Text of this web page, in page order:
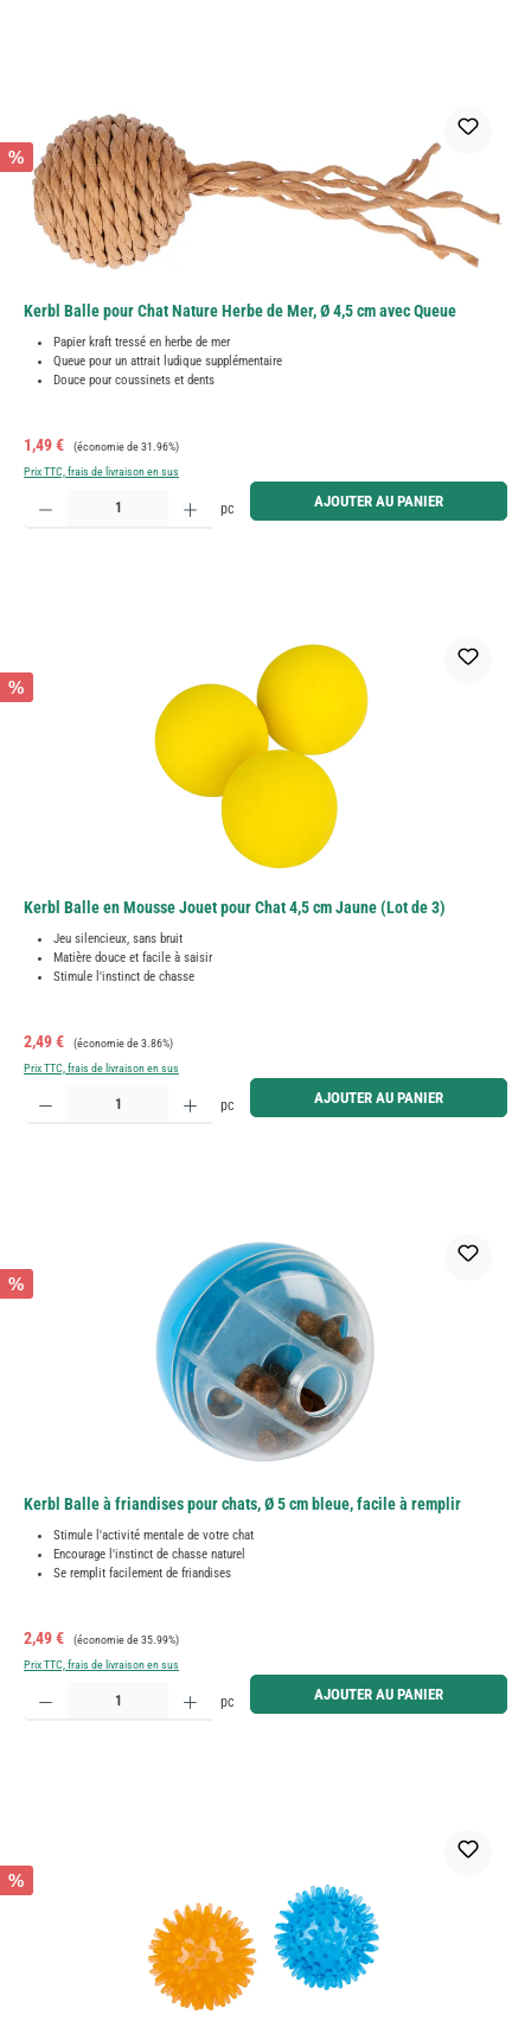
%
Kerbl Balle pour Chat Nature Herbe de Mer, Ø 4,5 cm avec Queue
Papier kraft tressé en herbe de mer
Queue pour un attrait ludique supplémentaire
Douce pour coussinets et dents
Prix de vente :
1,49 € Prix régulier :
(économie de 31.96%)
Prix TTC, frais de livraison en sus
Quantité de produit : Entrez la quantité souhaitée ou utilisez les boutons pour augmenter ou
pc AJOUTER AU PANIER
%
Kerbl Balle en Mousse Jouet pour Chat 4,5 cm Jaune (Lot de 3)
Jeu silencieux, sans bruit
Matière douce et facile à saisir
Stimule l'instinct de chasse
Prix de vente :
2,49 € Prix régulier :
(économie de 3.86%)
Prix TTC, frais de livraison en sus
Quantité de produit : Entrez la quantité souhaitée ou utilisez les boutons pour augmenter ou
pc AJOUTER AU PANIER
%
Kerbl Balle à friandises pour chats, Ø 5 cm bleue, facile à remplir
Stimule l'activité mentale de votre chat
Encourage l'instinct de chasse naturel
Se remplit facilement de friandises
Prix de vente :
2,49 € Prix régulier :
(économie de 35.99%)
Prix TTC, frais de livraison en sus
Quantité de produit : Entrez la quantité souhaitée ou utilisez les boutons pour augmenter ou
pc AJOUTER AU PANIER
%